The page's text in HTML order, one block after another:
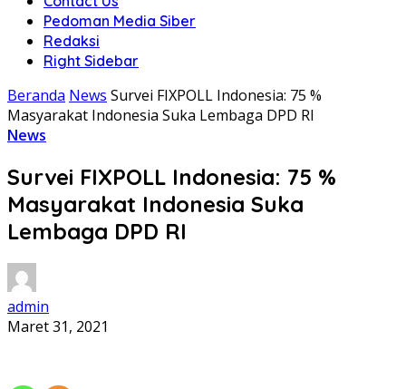
Pedoman Media Siber
Redaksi
Right Sidebar
Beranda News Survei FIXPOLL Indonesia: 75 %
Masyarakat Indonesia Suka Lembaga DPD RI
News
Survei FIXPOLL Indonesia: 75 %
Masyarakat Indonesia Suka
Lembaga DPD RI
admin
Maret 31, 2021